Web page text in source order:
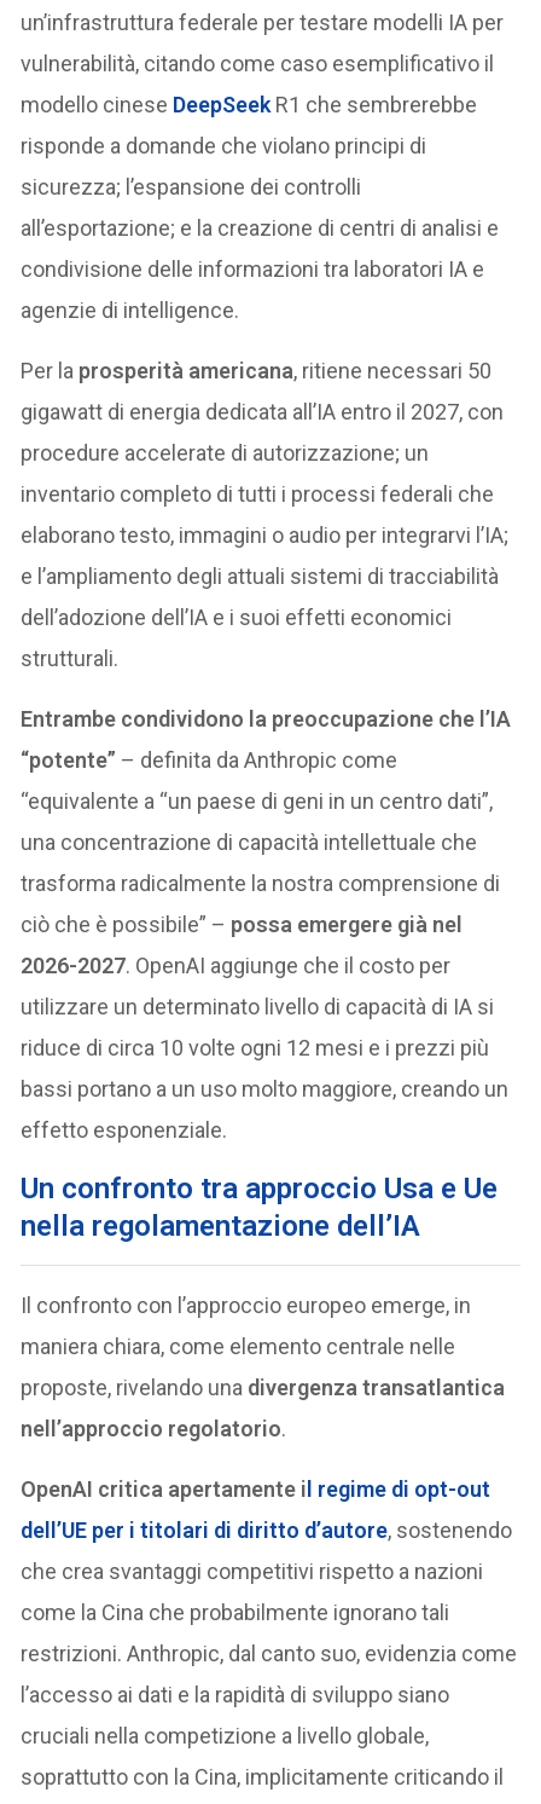
un’infrastruttura federale per testare modelli IA per
vulnerabilità, citando come caso esemplificativo il
modello cinese DeepSeekR1 che sembrerebbe
risponde a domande che violano principi di
sicurezza; l’espansione dei controlli
all’esportazione; e la creazione di centri di analisi e
condivisione delle informazioni tra laboratori IA e
agenzie di intelligence.
Per la prosperità americana, ritiene necessari 50
gigawatt di energia dedicata all’IA entro il 2027, con
procedure accelerate di autorizzazione; un
inventario completo di tutti i processi federali che
elaborano testo, immagini o audio per integrarvi l’IA;
e l’ampliamento degli attuali sistemi di tracciabilità
dell’adozione dell’IA e i suoi effetti economici
strutturali.
Entrambe condividono la preoccupazione che l’IA
“potente” – definita da Anthropic come
“equivalente a “un paese di geni in un centro dati”,
una concentrazione di capacità intellettuale che
trasforma radicalmente la nostra comprensione di
ciò che è possibile” – possa emergere già nel
2026-2027. OpenAI aggiunge che il costo per
utilizzare un determinato livello di capacità di IA si
riduce di circa 10 volte ogni 12 mesi e i prezzi più
bassi portano a un uso molto maggiore, creando un
effetto esponenziale.
Un confronto tra approccio Usa e Ue
nella regolamentazione dell’IA
Il confronto con l’approccio europeo emerge, in
maniera chiara, come elemento centrale nelle
proposte, rivelando una divergenza transatlantica
nell’approccio regolatorio.
OpenAI critica apertamente i l regime di opt-out
dell’UE per i titolari di diritto d’autore, sostenendo
che crea svantaggi competitivi rispetto a nazioni
come la Cina che probabilmente ignorano tali
restrizioni. Anthropic, dal canto suo, evidenzia come
l’accesso ai dati e la rapidità di sviluppo siano
cruciali nella competizione a livello globale,
soprattutto con la Cina, implicitamente criticando il